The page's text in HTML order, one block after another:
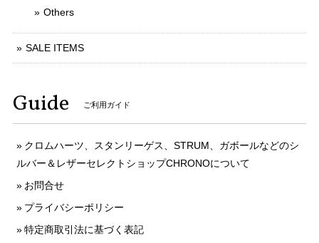
Others
SALE ITEMS
Guide ご利用ガイド
クロムハーツ、スタンリーゲス、STRUM、ガボールなどのシ
ルバー＆レザーセレクトショップCHRONOについて
お問合せ
プライバシーポリシー
特定商取引法に基づく表記